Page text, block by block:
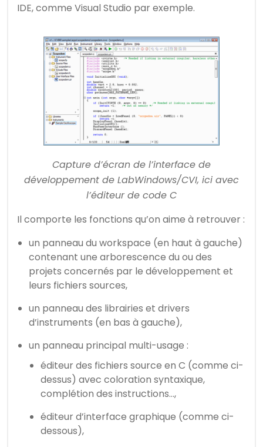
IDE, comme Visual Studio par exemple.
Capture d’écran de l’interface de
développement de LabWindows/CVI, ici avec
l’éditeur de code C
Il comporte les fonctions qu’on aime à retrouver :
un panneau du workspace (en haut à gauche)
contenant une arborescence du ou des
projets concernés par le développement et
leurs fichiers sources,
un panneau des librairies et drivers
d’instruments (en bas à gauche),
un panneau principal multi-usage :
éditeur des fichiers source en C (comme ci-
dessus) avec coloration syntaxique,
complétion des instructions…,
éditeur d’interface graphique (comme ci-
dessous),